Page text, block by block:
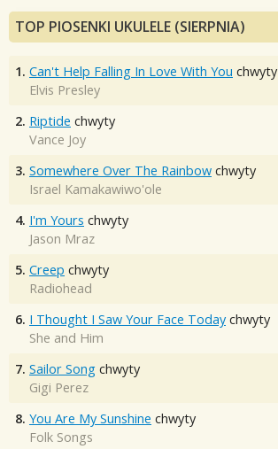
TOP PIOSENKI UKULELE (SIERPNIA)
1. Can't Help Falling In Love With You chwyty
Elvis Presley
2. Riptide chwyty
Vance Joy
3. Somewhere Over The Rainbow chwyty
Israel Kamakawiwo'ole
4. I'm Yours chwyty
Jason Mraz
5. Creep chwyty
Radiohead
6. I Thought I Saw Your Face Today chwyty
She and Him
7. Sailor Song chwyty
Gigi Perez
8. You Are My Sunshine chwyty
Folk Songs